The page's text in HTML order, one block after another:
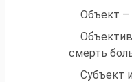
Объект –
смерть
Субъект